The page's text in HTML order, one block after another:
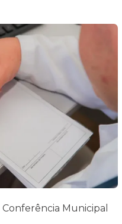
Conferência Municipal